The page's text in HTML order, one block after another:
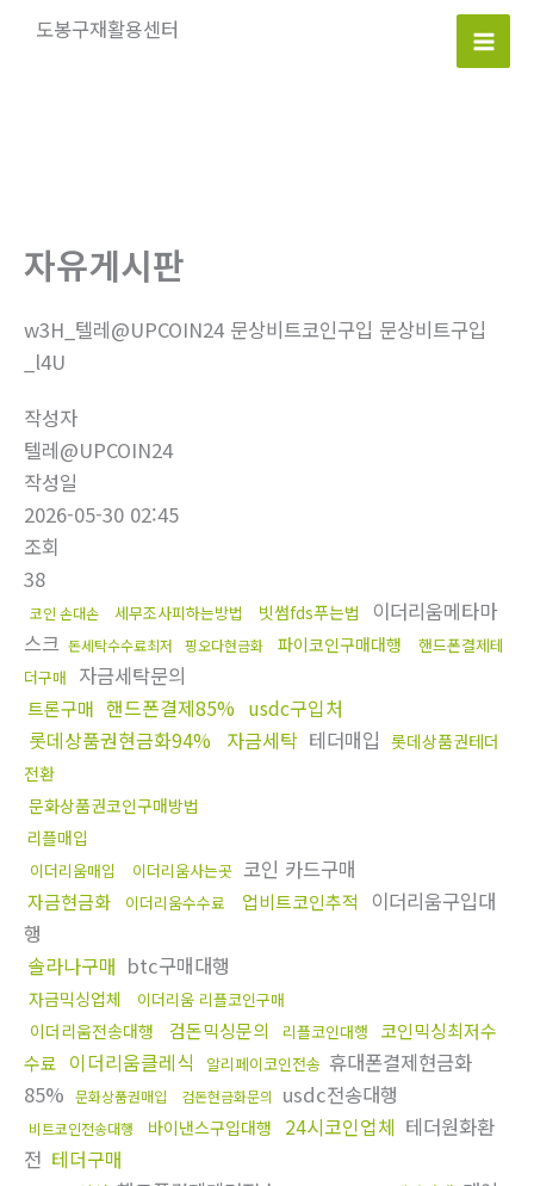
도봉구재활용센터
Main
자유게시판
w3H_텔레@UPCOIN24 문상비트코인구입 문상비트구입
_l4U
작성자
텔레@UPCOIN24
작성일
2026-05-30 02:45
조회
38
코인 손대손 세무조사피하는방법 빗썸fds푸는법
이더리움메타마
스크 돈세탁수수료최저 핑오다현금화 파이코인구매대행
핸드폰결제테
더구매
자금세탁문의
트론구매 핸드폰결제85% usdc구입처
롯데상품권현금화94% 자금세탁 테더매입 롯데상품권테더
전환
문화상품권코인구매방법
리플매입
이더리움매입 이더리움사는곳 코인 카드구매
자금현금화 이더리움수수료 업비트코인추적
이더리움구입대
행
솔라나구매 btc구매대행
자금믹싱업체 이더리움 리플코인구매
이더리움전송대행 검돈믹싱문의 리플코인대행
코인믹싱최저수
수료 이더리움클레식 알리페이코인전송 휴대폰결제현금화
85% 문화상품권매입 검돈현금화문의 usdc전송대행
비트코인전송대행 바이낸스구입대행 24시코인업체 테더원화환
전 테더구매